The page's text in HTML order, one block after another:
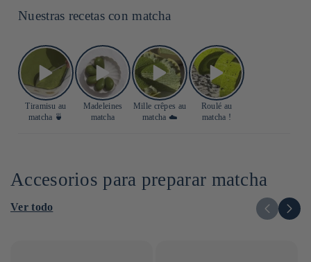
Nuestras recetas con matcha
Tiramisu au
matcha 🍵
Madeleines
matcha
Mille crêpes au
matcha ☁️
Roulé au
matcha !
Accesorios para preparar matcha
Ver todo